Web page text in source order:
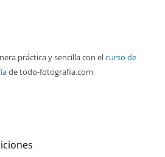
práctica y sencilla con elcurso de
de todo-fotografia.com